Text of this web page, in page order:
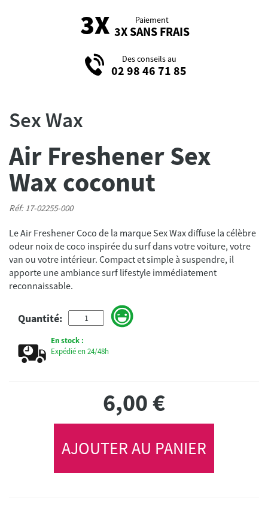
Paiement
3X SANS FRAIS
Des conseils au
02 98 46 71 85
Sex Wax
Air Freshener Sex
Wax coconut
Réf: 17-02255-000
Le Air Freshener Coco de la marque Sex Wax diffuse la célèbre
odeur noix de coco inspirée du surf dans votre voiture, votre
van ou votre intérieur. Compact et simple à suspendre, il
apporte une ambiance surf lifestyle immédiatement
reconnaissable.
Quantité:
En stock :
Expédié en 24/48h
6,00€
AJOUTER AU PANIER